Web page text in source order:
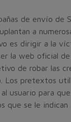
de envío de
a
es dirigir a la
la web oficial
de robar las
Los pretextos
usuario para
que se le indican